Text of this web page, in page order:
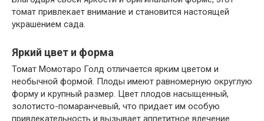
томат привлекает внимание и становится настоящей
украшением сада.
Яркий цвет и форма
Томат Момотаро Голд отличается ярким цветом и
необычной формой. Плоды имеют равномерную округлую
форму и крупный размер. Цвет плодов насыщенный,
золотисто-помаранчевый, что придает им особую
привлекательность и вызывает аппетитное влечение.